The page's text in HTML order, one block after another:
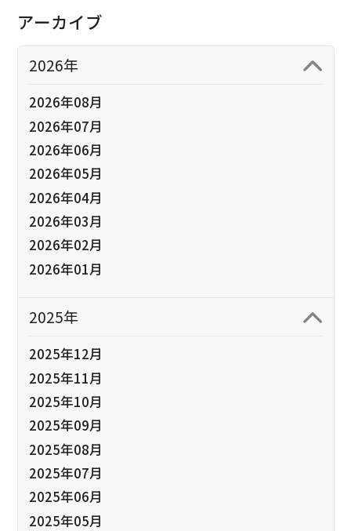
アーカイブ
2026年
2026年08月
2026年07月
2026年06月
2026年05月
2026年04月
2026年03月
2026年02月
2026年01月
2025年
2025年12月
2025年11月
2025年10月
2025年09月
2025年08月
2025年07月
2025年06月
2025年05月